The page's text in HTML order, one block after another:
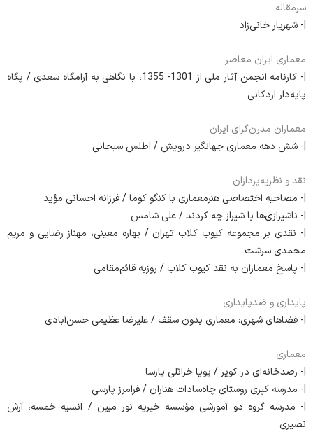
سرمقاله
|- شهریار خانی‌زاد
معماری ایران معاصر
|- کارنامه‌ انجمن آثار ملی از 1301- 1355، با نگاهی به آرامگاه سعدی / پگاه
پایه‌دار اردکانی
معماران مدرن‌گرای ایران
|- شش دهه معماری جهانگیر درویش / اطلس سبحانی
نقد و نظریه‌پردازان
|- مصاحبه‌ اختصاصی هنرمعماری با کنگو کوما / فرزانه احسانی مؤید
|- ناشیرازی‌ها با شیراز چه کردند / علی شامس
|- نقدی بر مجموعه‌ کیوب کلاب تهران / بهاره معینی، مهناز رضایی و مریم
محمدی سرشت
|- پاسخ معماران به نقد کیوب کلاب / روزبه قائم‌مقامی
پایداری و ضدپایداری
|- فضاهای شهری: معماری بدون سقف / علیرضا عظیمی حسن‌آبادی
معماری
|- رصدخانه‌ای در کویر / پویا خزائلی پارسا
|- مدرسه کپری روستای چاه‌سادات هناران / فرامرز پارسی
|- مدرسه‌ گروه دو آموزشی مؤسسه‌ خیریه‌ نور مبین / انسیه خمسه، آرش
نصیری